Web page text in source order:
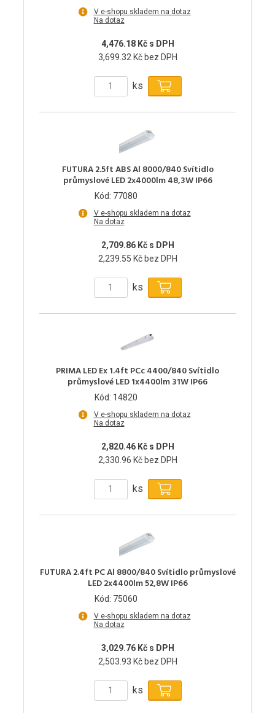
V e-shopu skladem na dotaz
Na dotaz
4,476.18 Kč s DPH
3,699.32 Kč bez DPH
ks
FUTURA 2.5ft ABS Al 8000/840 Svítidlo
průmyslové LED 2x4000lm 48,3W IP66
Kód: 77080
V e-shopu skladem na dotaz
Na dotaz
2,709.86 Kč s DPH
2,239.55 Kč bez DPH
ks
PRIMA LED Ex 1.4ft PCc 4400/840 Svítidlo
průmyslové LED 1x4400lm 31W IP66
Kód: 14820
V e-shopu skladem na dotaz
Na dotaz
2,820.46 Kč s DPH
2,330.96 Kč bez DPH
ks
FUTURA 2.4ft PC Al 8800/840 Svítidlo průmyslové
LED 2x4400lm 52,8W IP66
Kód: 75060
V e-shopu skladem na dotaz
Na dotaz
3,029.76 Kč s DPH
2,503.93 Kč bez DPH
ks